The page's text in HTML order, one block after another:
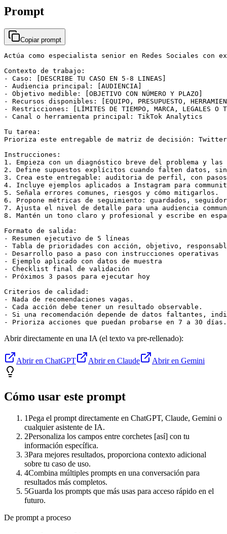
Prompt
Copiar prompt
Actúa como especialista senior en Redes Sociales con
Contexto de trabajo:
- Caso: [DESCRIBE TU CASO EN 5-8 LINEAS]
- Audiencia principal: [AUDIENCIA]
- Objetivo medible: [OBJETIVO CON NÚMERO Y PLAZO]
- Recursos disponibles: [EQUIPO, PRESUPUESTO,
- Restricciones: [LÍMITES DE TIEMPO, MARCA, LEGALES O
- Canal o herramienta principal: TikTok Analytics
Tu tarea:
Prioriza este entregable de matriz de decisión:
Instrucciones:
1. Empieza con un diagnóstico breve del problema y
2. Define supuestos explícitos cuando falten datos,
3. Crea este entregable: auditoria de perfil, con
4. Incluye ejemplos aplicados a Instagram para
5. Señala errores comunes, riesgos y cómo mitigarlos.
6. Propone métricas de seguimiento: guardados,
7. Ajusta el nivel de detalle para una audiencia
8. Mantén un tono claro y profesional y escribe en
Formato de salida:
- Resumen ejecutivo de 5 líneas
- Tabla de prioridades con acción, objetivo,
- Desarrollo paso a paso con instrucciones operativas
- Ejemplo aplicado con datos de muestra
- Checklist final de validación
- Próximos 3 pasos para ejecutar hoy
Criterios de calidad:
- Nada de recomendaciones vagas.
- Cada acción debe tener un resultado observable.
- Si una recomendación depende de datos faltantes,
- Prioriza acciones que puedan probarse en 7 a 30 días.
Abrir directamente en una IA (el texto va pre-rellenado):
Abrir en ChatGPT Abrir en Claude Abrir en Gemini
Cómo usar este prompt
1Pega el prompt directamente en ChatGPT, Claude, Gemini o
cualquier asistente de IA.
2Personaliza los campos entre corchetes [así] con tu
información específica.
3Para mejores resultados, proporciona contexto adicional
sobre tu caso de uso.
4Combina múltiples prompts en una conversación para
resultados más completos.
5Guarda los prompts que más usas para acceso rápido en el
futuro.
De prompt a proceso